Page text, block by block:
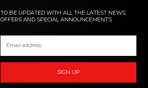
TO BE UPDATED WITH ALL THE LATEST NEWS,
OFFERS AND SPECIAL ANNOUNCEMENTS.
SIGN UP